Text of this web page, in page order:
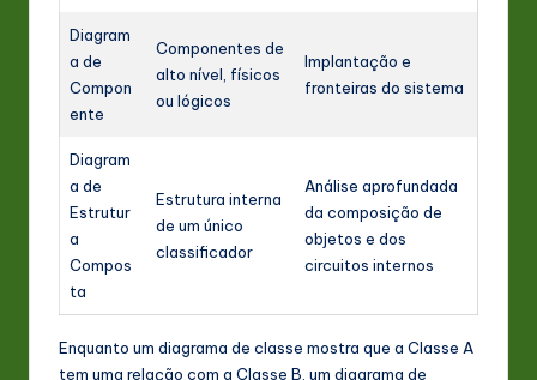
Diagram
a de
Compon
ente
Componentes de
alto nível, físicos
ou lógicos
Implantação e
fronteiras do sistema
Diagram
a de
Estrutur
a
Compos
ta
Estrutura interna
de um único
classificador
Análise aprofundada
da composição de
objetos e dos
circuitos internos
Enquanto um diagrama de classe mostra que a Classe A
tem uma relação com a Classe B, um diagrama de